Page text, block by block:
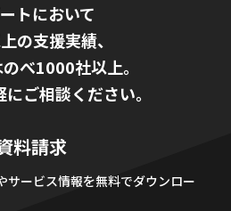
トにおいて
の支援実績、
べ1000社以上。
ご相談ください。
料請求
サービス情報を無料でダウンロー